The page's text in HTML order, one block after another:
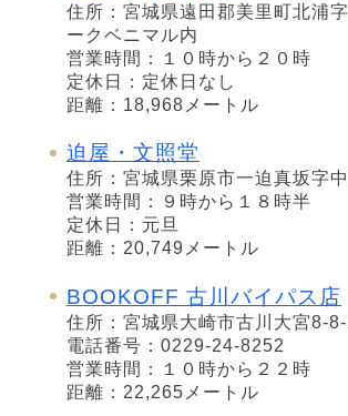
住所：宮城県遠田郡美里町北浦
ークベニマル内
営業時間：１０時から２０時
定休日：定休日なし
距離：18,968メートル
迫屋・文照堂
住所：宮城県栗原市一迫真坂字
営業時間：９時から１８時半
定休日：元旦
距離：20,749メートル
BOOKOFF 古川バイパス店
住所：宮城県大崎市古川大宮8-
電話番号：0229-24-8252
営業時間：１０時から２２時
距離：22,265メートル